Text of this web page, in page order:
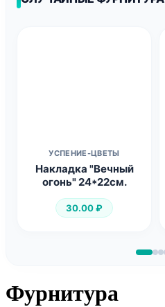
УСПЕНИЕ-ЦВЕТЫ
Накладка "Вечный
огонь" 24*22см.
30.00₽
Фурнитура